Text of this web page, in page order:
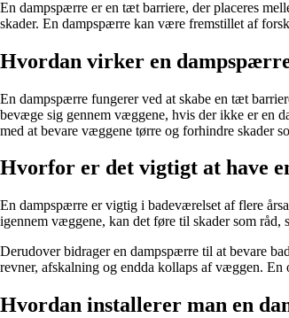
En dampspærre er en tæt barriere, der placeres
skader. En dampspærre kan være fremstillet af
Hvordan virker en
En dampspærre fungerer ved at skabe en tæt
bevæge sig gennem væggene, hvis der ikke er en
med at bevare væggene tørre og forhindre skader
Hvorfor er det vigtigt at have
En dampspærre er vigtig i badeværelset af flere
igennem væggene, kan det føre til skader som
Derudover bidrager en dampspærre til at bevare
revner, afskalning og endda kollaps af væggen.
Hvordan installerer man en